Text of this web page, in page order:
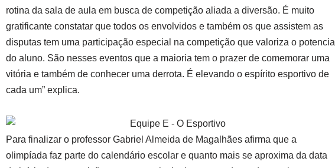
rotina da sala de aula em busca de competição aliada a diversão. É muito
gratificante constatar que todos os envolvidos e também os que assistem as
disputas tem uma participação especial na competição que valoriza o potencial
do aluno. São nesses eventos que a maioria tem o prazer de comemorar uma
vitória e também de conhecer uma derrota. É elevando o espírito esportivo de
cada um” explica.
Para finalizar o professor Gabriel Almeida de Magalhães afirma que a
olimpíada faz parte do calendário escolar e quanto mais se aproxima da data